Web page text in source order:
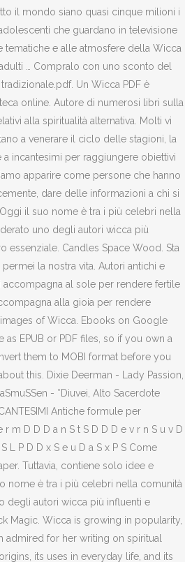
il mondo siano quasi cinque milioni i
che guardano in televisione
tematiche e alle atmosfere della Wicca
… Compralo con uno sconto del
tradizionale.pdf. Un Wicca PDF è
online. Autore di numerosi libri sulla
alla spiritualità alternativa. Molti vi
a venerare il ciclo delle stagioni, la
a incantesimi per raggiungere obiettivi
apparire come persone che hanno
dare delle informazioni a chi si
il suo nome è tra i più celebri nella
uno degli autori wicca più
essenziale. Candles Space Wood. Sta
la nostra vita. Autori antichi e
al sole per rendere fertile
alla gioia per rendere
of Wicca. Ebooks on Google
as EPUB or PDF files, so if you own a
them to MOBI format before you
this. Dixie Deerman - Lady Passion,
- *Diuvei, Alto Sacerdote
Antiche formule per
m D D D a n S t S D D D e v r n S u v D
L P D D x S e u D a S x P S Come
Tuttavia, contiene solo idee e
nome è tra i più celebri nella comunità
degli autori wicca più influenti e
Magic. Wicca is growing in popularity,
admired for her writing on spiritual
its uses in everyday life, and its